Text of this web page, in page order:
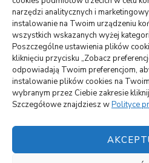
narzędzi analitycznych i
instalowanie na Twoim urządzeniu
wszystkich wskazanych wyżej
Poszczególne ustawienia plików
kliknięciu przycisku „Zobacz
odpowiadają Twoim preferencjom,
instalowanie plików cookies na
wybranym przez Ciebie zakresie
Szczegółowe znajdziesz wPolityce
Jak podłączyć zbiornik na
oszczędność i skuteczność
ARTYKUŁ SPONSOROWANY INNE
Jakie atrakcje można
BUDOWNICTWO, PRZEMYSŁ
Czemu lokata w panele